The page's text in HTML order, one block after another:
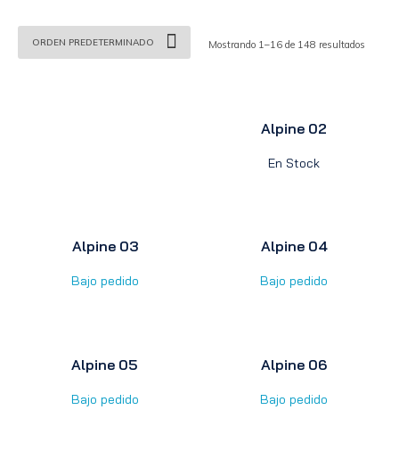
Mostrando 1–16 de 148 resultados
Alpine 02
En Stock
Alpine 03
Bajo pedido
Alpine 04
Bajo pedido
Alpine 05
Bajo pedido
Alpine 06
Bajo pedido